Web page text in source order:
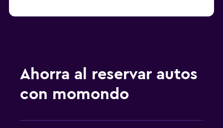
Ahorra al reservar autos
con momondo